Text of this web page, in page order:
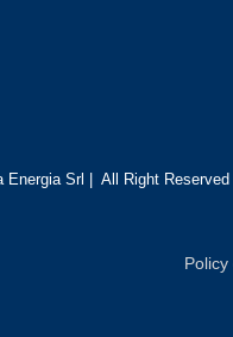
Energia Srl | All Right Reserved